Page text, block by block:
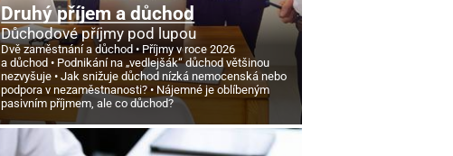
Druhý příjem a důchod
Důchodové příjmy pod lupou
Dvě zaměstnání a důchod
Příjmy v roce 2026
a důchod
Podnikání na „vedlejšák“ důchod většinou
nezvyšuje
Jak snižuje důchod nízká nemocenská nebo
podpora v nezaměstnanosti?
Nájemné je oblíbeným
pasivním příjmem, ale co důchod?